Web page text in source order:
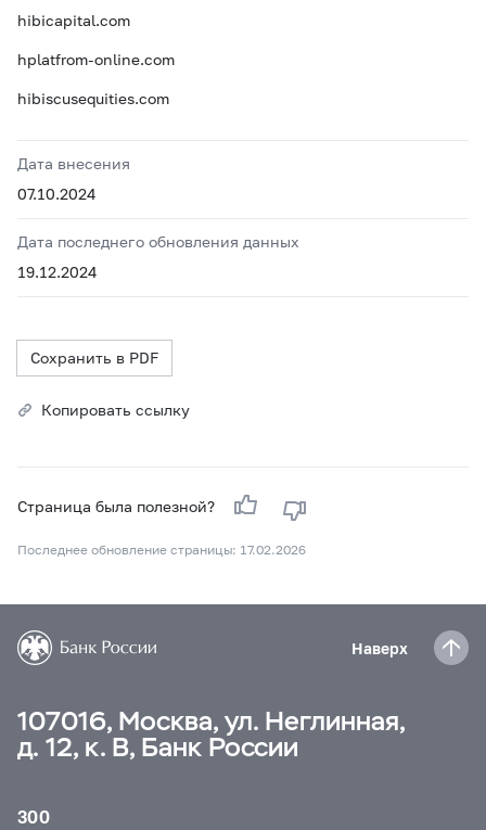
hibicapital.com
hplatfrom-online.com
hibiscusequities.com
Дата внесения
07.10.2024
Дата последнего обновления данных
19.12.2024
Сохранить в PDF
Копировать ссылку
Страница была полезной?
Последнее обновление страницы: 17.02.2026
Наверх
107016, Москва, ул. Неглинная,
д. 12, к. В, Банк России
300